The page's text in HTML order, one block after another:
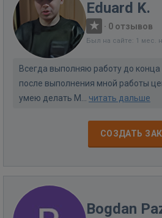
Eduard K.
· 0 отзывов
Был на сайте: 1 мес.
Всегда выполняю работу до конца
после выполнения мной работы
умею делать М... читать дальше
СОЗДАТЬ
Bogdan